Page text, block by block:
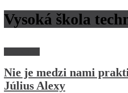
Vysoká škola
Nie je medzi nami
Július Alexy